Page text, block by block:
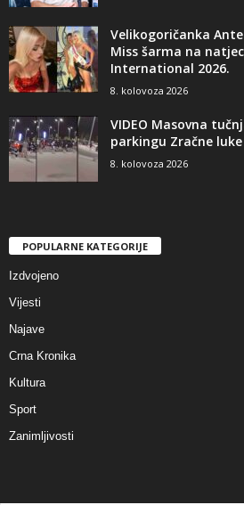
Velikogoričanka
Miss šarma na
International 2026.
8. kolovoza 2026
VIDEO Masovna
parkingu Zračne
8. kolovoza 2026
POPULARNE KATEGORIJE
Izdvojeno
Vijesti
Najave
Crna Kronika
Kultura
Sport
Zanimljivosti